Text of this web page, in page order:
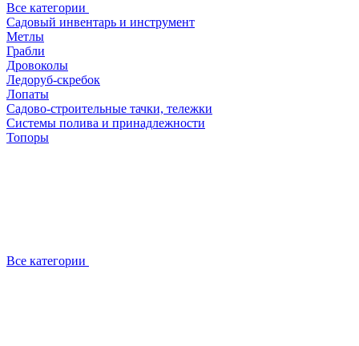
Все категории
Садовый инвентарь и инструмент
Метлы
Грабли
Дровоколы
Ледоруб-скребок
Лопаты
Садово-строительные тачки, тележки
Системы полива и принадлежности
Топоры
Все категории